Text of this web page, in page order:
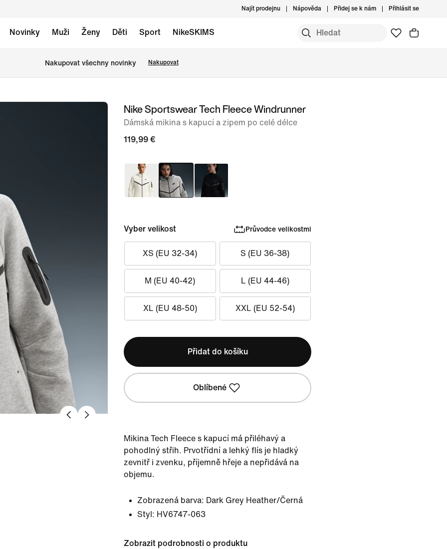
Najít prodejnu Nápověda Přidej se k nám Přihlásit se
Novinky Muži Ženy Děti Sport NikeSKIMS
Nakupovat všechny novinky Nakupovat
obrázekNike Sportswear Tech Fleece Windrunner
Dámská mikina s kapucí a zipem po celé délce
119,99 €
Vyber velikost Průvodce velikostmi
XS (EU 32-34) S (EU 36-38)
M (EU 40-42) L (EU 44-46)
XL (EU 48-50) XXL (EU 52-54)
Přidat do košíku
Oblíbené
Mikina Tech Fleece s kapucí má přiléhavý a
pohodlný střih. Prvotřídní a lehký flís je hladký
zevnitř i zvenku, příjemně hřeje a nepřidává na
objemu.
Zobrazená barva: Dark Grey Heather/Černá
Styl: HV6747-063
Zobrazit podrobnosti o produktu